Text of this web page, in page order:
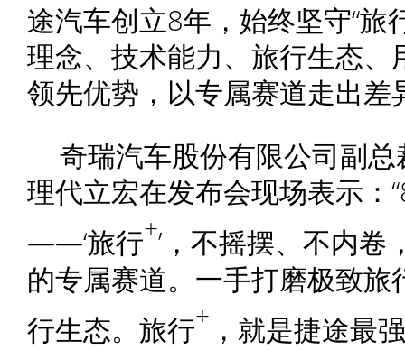
途汽车创立8年，始终坚守“旅
理念、技术能力、旅行生态
领先优势，以专属赛道走出差
奇瑞汽车股份有限公司副
理代立宏在发布会现场表示：
——‘旅行+’，不摇摆、不内
的专属赛道。一手打磨极致
行生态。旅行+ ，就是捷途最